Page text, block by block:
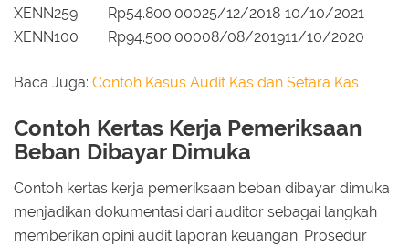
XENN259
Rp54.800.00025/12/2018 10/10/2021
XENN100
Rp94.500.00008/08/201911/10/2020
Baca Juga: Contoh Kasus Audit Kas dan Setara Kas
Contoh Kertas Kerja Pemeriksaan
Beban Dibayar Dimuka
Contoh kertas kerja pemeriksaan beban dibayar dimuka
menjadikan dokumentasi dari auditor sebagai langkah
memberikan opini audit laporan keuangan. Prosedur